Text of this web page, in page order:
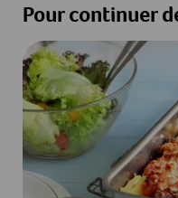
Pour continuer